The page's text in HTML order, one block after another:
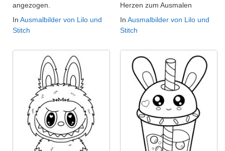
angezogen.
In Ausmalbilder von Lilo und
Stitch
Herzen zum Ausmalen
In Ausmalbilder von Lilo und
Stitch